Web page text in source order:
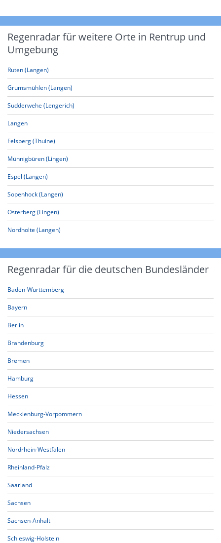
Regenradar für weitere Orte in Rentrup und
Umgebung
Ruten (Langen)
Grumsmühlen (Langen)
Sudderwehe (Lengerich)
Langen
Felsberg (Thuine)
Münnigbüren (Lingen)
Espel (Langen)
Sopenhock (Langen)
Osterberg (Lingen)
Nordholte (Langen)
Regenradar für die deutschen Bundesländer
Baden-Württemberg
Bayern
Berlin
Brandenburg
Bremen
Hamburg
Hessen
Mecklenburg-Vorpommern
Niedersachsen
Nordrhein-Westfalen
Rheinland-Pfalz
Saarland
Sachsen
Sachsen-Anhalt
Schleswig-Holstein